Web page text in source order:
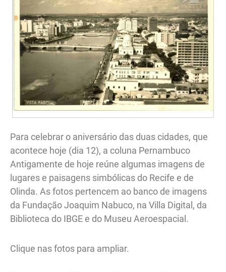
Para celebrar o aniversário das duas cidades, que
acontece hoje (dia 12), a coluna Pernambuco
Antigamente de hoje reúne algumas imagens de
lugares e paisagens simbólicas do Recife e de
Olinda. As fotos pertencem ao banco de imagens
da Fundação Joaquim Nabuco, na Villa Digital, da
Biblioteca do IBGE e do Museu Aeroespacial.
Clique nas fotos para ampliar.